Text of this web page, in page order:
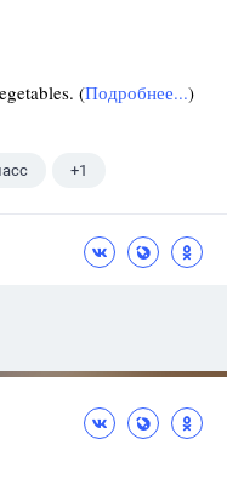
(Подробнее...)
+1